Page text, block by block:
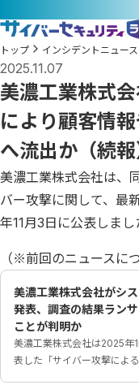
トップ インシデントニュース
2025.11.07
美濃工業株式
により顧客情
へ流出か（続報
美濃工業株式会社は、
バー攻撃に関して、最
年11月3日に公表しまし
（※前回のニュースに
美濃工業株式会社がシ
発表、調査の結果ラン
ことが判明か
美濃工業株式会社は2025年
表した「サイバー攻撃によ